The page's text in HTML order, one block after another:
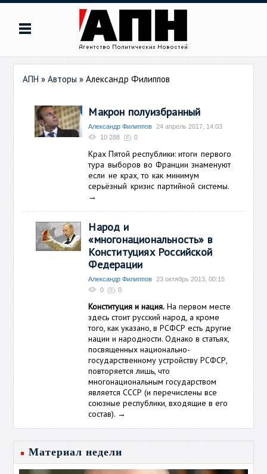
АПН »Авторы »Александр Филиппов
Макрон полуизбранный
Александр Филиппов
24 апрель 2017, 14:03
10 288
0
Крах Пятой республики: итоги первого
тура выборов во Франции знаменуют
если не крах, то как минимум
серьёзный кризис партийной системы.
→
Народ и
«многонациональность» в
Конституциях Российской
Федерации
Александр Филиппов
23 октябрь 2013, 00:15
0
0
Конституция и нация. На первом месте
здесь стоит русский народ, а кроме
того, как указано, в РСФСР есть другие
нации и народности. Однако в статьях,
посвященных национально-
государственному устройству РСФСР,
повторяется лишь, что
многонациональным государством
является СССР (и перечислены все
союзные республики, входящие в его
состав). →
Материал недели